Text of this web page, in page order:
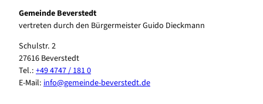
Gemeinde Beverstedt
vertreten durch den Bürgermeister Guido Dieckmann
Schulstr. 2
27616 Beverstedt
Tel.: +49 4747 / 181 0
E-Mail: ​​​​info@gemeinde-beverstedt.de